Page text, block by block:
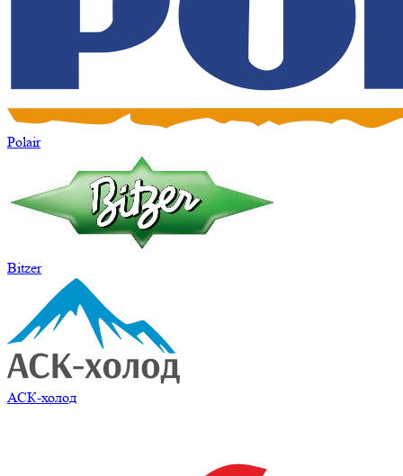
Polair
Bitzer
АСК-холод